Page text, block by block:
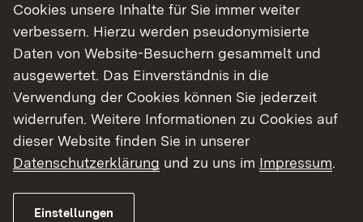
Schulträger
Cookies unsere Inhalte für Sie immer weiter
verbessern. Hierzu werden pseudonymisierte
Daten von Website-Besuchern gesammelt und
ausgewertet. Das Einverständnis in die
Verwendung der Cookies können Sie jederzeit
widerrufen. Weitere Informationen zu Cookies auf
dieser Website finden Sie in unserer
Datenschutzerklärung und zu uns im Impressum.
Einstellungen